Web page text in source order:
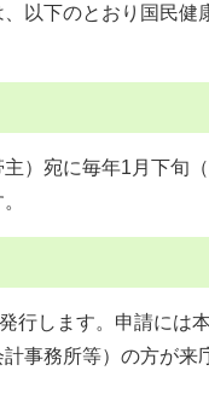
以下のとおり国民健
）宛に毎年1月下旬
行します。申請には
事務所等）の方が来